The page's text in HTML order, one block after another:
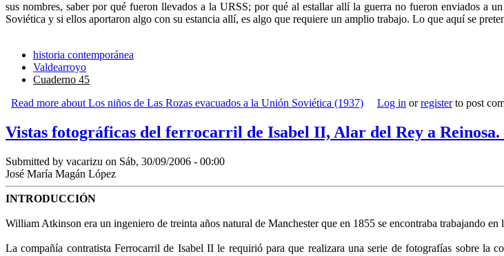
sus nombres, saber por qué fueron llevados a la URSS; por qué al estallar allí la guerra no fueron enviados a
Soviética y si ellos aportaron algo con su estancia allí, es algo que requiere un amplio trabajo. Lo que aquí se
historia contemporánea
Valdearroyo
Cuaderno 45
Read more about Los niños de Las Rozas evacuados a la Unión Soviética (1937) Log in orregisterto post
Vistas fotográficas del ferrocarril de Isabel II, Alar del Rey a
Submitted by vacarizu on Sáb, 30/09/2006 - 00:00
José María Magán López
INTRODUCCIÓN
William Atkinson era un ingeniero de treinta años natural de Manchester que en 1855 se encontraba trabajando
La compañía contratista Ferrocarril de Isabel II le requirió para que realizara una serie de fotografías sobre la